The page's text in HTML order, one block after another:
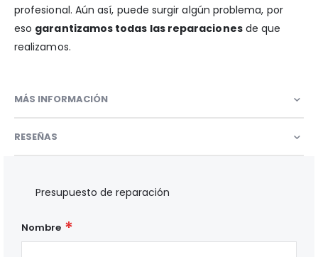
profesional. Aún así, puede surgir algún problema, por
eso garantizamos todas las reparacionesde que
realizamos.
MÁS INFORMACIÓN
RESEÑAS
Presupuesto de reparación
Nombre